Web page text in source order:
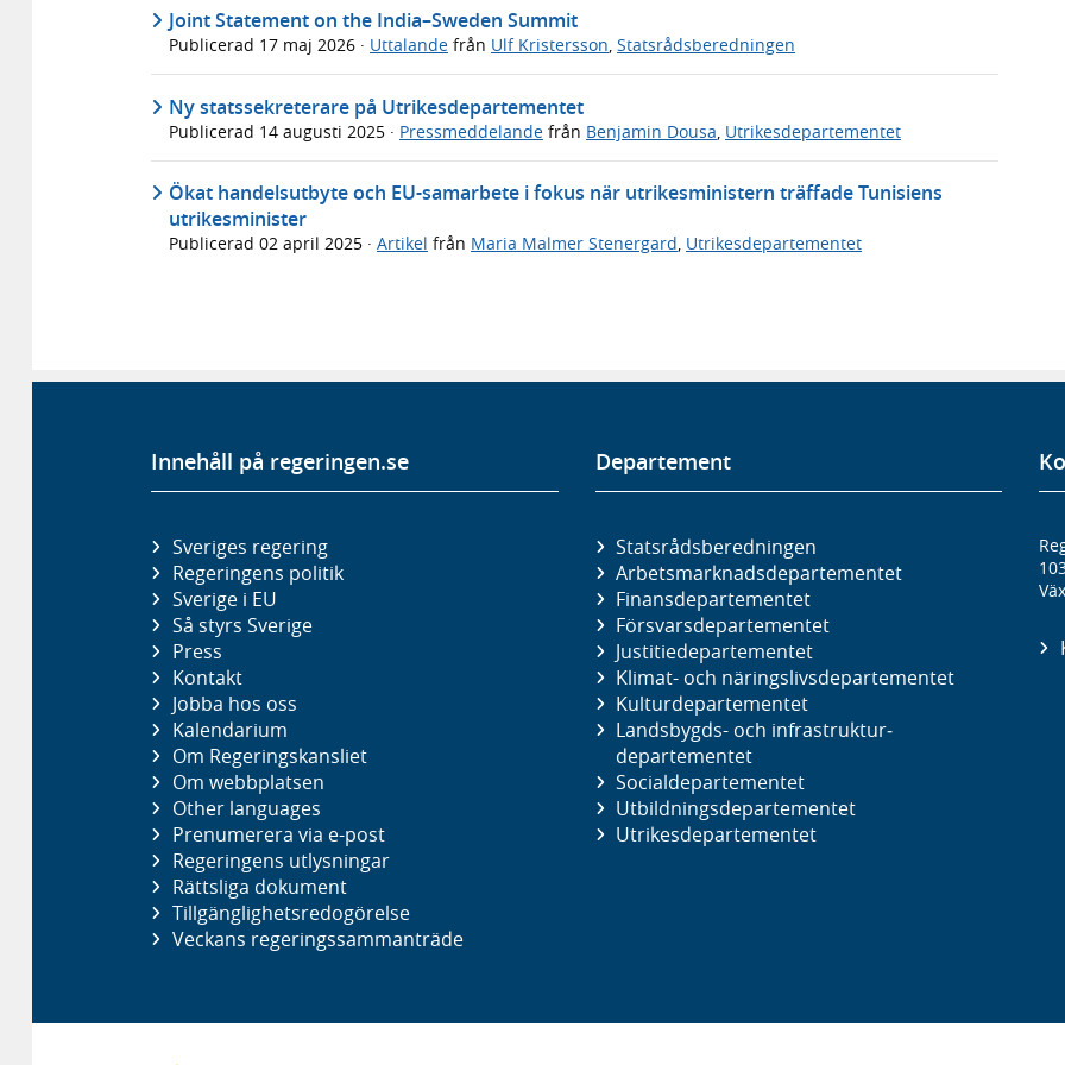
Joint Statement on the India–Sweden Summit
Publicerad 17 maj 2026 · Uttalande från Ulf Kristersson, Statsrådsberedningen
Ny statssekreterare på Utrikesdepartementet
Publicerad 14 augusti 2025 · Pressmeddelande från Benjamin Dousa Utrikesdepartementet
Ökat handelsutbyte och EU-samarbete i fokus när utrikesministern träffade Tunisiens
utrikesminister
Publicerad 02 april 2025 · Artikel från Maria Malmer Stenergard, Utrikesdepartementet
Innehåll på regeringen.se
Sveriges regering
Regeringens politik
Sverige i EU
Så styrs Sverige
Press
Kontakt
Jobba hos oss
Kalendarium
Om Regeringskansliet
Om webbplatsen
Other languages
Prenumerera via e-post
Regeringens utlysningar
Rättsliga dokument
Tillgänglighetsredogörelse
Veckans regeringssammanträde
Departement
Statsrådsberedningen
Arbetsmarknads­departementet
Finans­departementet
Försvars­departementet
Justitie­departementet
Klimat- och näringslivs­departementet
Kultur­departementet
Landsbygds- och infrastruktur­
departementet
Social­departementet
Utbildnings­departementet
Utrikes­departementet